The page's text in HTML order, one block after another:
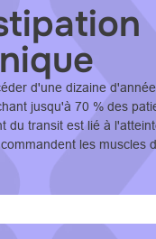
d'une dizaine
jusqu'à 70 % des
du transit est lié à
les muscles